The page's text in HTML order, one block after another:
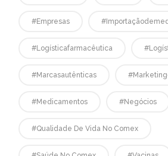
#empresas
#logísticafarmacêutica
#marcasautênticas
#medicamentos #negócios
#qualidade De Vida No Comex